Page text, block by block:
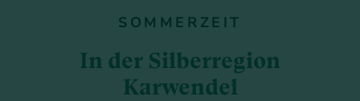
SOMMERZEIT
In der Silberregion
Karwendel